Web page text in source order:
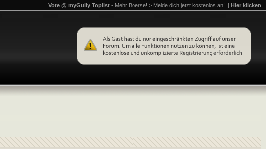
Vote @ myGully Toplist - Mehr Boerse! > Melde dich jetzt kostenlos an! | Hier klicken